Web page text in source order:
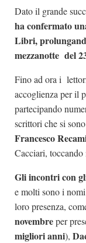
Dato il grande
ha confermato
Libri,
mezzanotte del
Fino ad ora i
accoglienza per il
partecipando
scrittori che si
Francesco
Cacciari,
Gli incontri con
e molti sono i
loro presenza,
novembreper
migliori anni),